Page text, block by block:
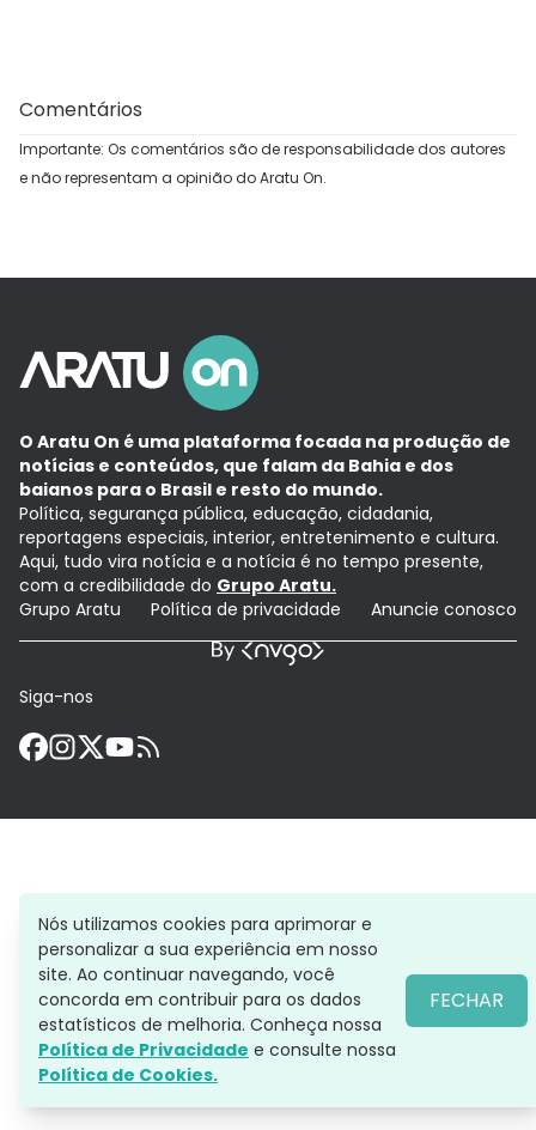
Comentários
Importante: Os comentários são de responsabilidade dos autores
e não representam a opinião do Aratu On.
O Aratu On é uma plataforma focada na produção de
notícias e conteúdos, que falam da Bahia e dos
baianos para o Brasil e resto do mundo.
Política, segurança pública, educação, cidadania,
reportagens especiais, interior, entretenimento e cultura.
Aqui, tudo vira notícia e a notícia é no tempo presente,
com a credibilidade do Grupo Aratu.
Grupo Aratu
Política de privacidade Anuncie conosco
Siga-nos
Nós utilizamos cookies para aprimorar e
personalizar a sua experiência em nosso
site. Ao continuar navegando, você
concorda em contribuir para os dados
estatísticos de melhoria. Conheça nossa
Política de Privacidade e consulte nossa
Política de Cookies.
FECHAR